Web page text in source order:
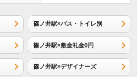
篠ノ井駅×バス・トイレ別
篠ノ井駅×敷金礼金0円
篠ノ井駅×デザイナーズ